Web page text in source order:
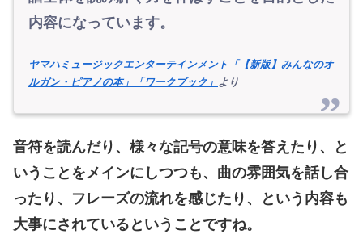
内容になっています。
ヤマハミュージックエンターテインメント「【新版】みんなのオ
ルガン・ピアノの本」「ワークブック」 より
音符を読んだり、様々な記号の意味を答えたり、と
いうことをメインにしつつも、曲の雰囲気を話し合
ったり、フレーズの流れを感じたり、という内容も
大事にされているということですね。